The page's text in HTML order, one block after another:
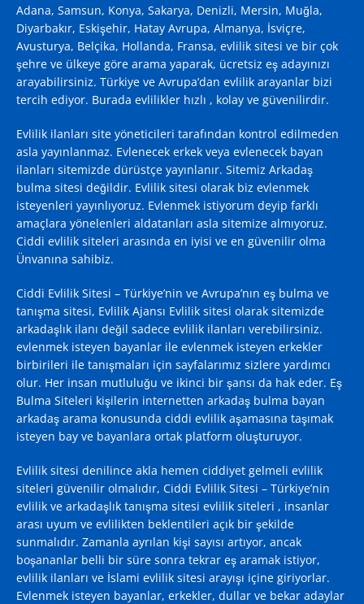
Adana, Samsun, Konya, Sakarya, Denizli, Mersin, Muğla,
Diyarbakır, Eskişehir, Hatay Avrupa, Almanya, İsviçre,
Avusturya, Belçika, Hollanda, Fransa, evlilik sitesi ve bir çok
şehre ve ülkeye göre arama yaparak, ücretsiz eş adayınızı
arayabilirsiniz. Türkiye ve Avrupa’dan evlilik arayanlar bizi
tercih ediyor. Burada evlilikler hızlı , kolay ve güvenilirdir.
Evlilik ilanları site yöneticileri tarafından kontrol edilmeden
asla yayınlanmaz. Evlenecek erkek veya evlenecek bayan
ilanları sitemizde dürüstçe yayınlanır. Sitemiz Arkadaş
bulma sitesi değildir. Evlilik sitesi olarak biz evlenmek
isteyenleri yayınlıyoruz. Evlenmek istiyorum deyip farklı
amaçlara yönelenleri aldatanları asla sitemize almıyoruz.
Ciddi evlilik siteleri arasında en iyisi ve en güvenilir olma
Ünvanına sahibiz.
Ciddi Evlilik Sitesi – Türkiye’nin ve Avrupa’nın eş bulma ve
tanışma sitesi, Evlilik Ajansı Evlilik sitesi olarak sitemizde
arkadaşlık ilanı değil sadece evlilik ilanları verebilirsiniz.
evlenmek isteyen bayanlar ile evlenmek isteyen erkekler
birbirileri ile tanışmaları için sayfalarımız sizlere yardımcı
olur. Her insan mutluluğu ve ikinci bir şansı da hak eder. Eş
Bulma Siteleri kişilerin internetten arkadaş bulma bayan
arkadaş arama konusunda ciddi evlilik aşamasına taşımak
isteyen bay ve bayanlara ortak platform oluşturuyor.
Evlilik sitesi denilince akla hemen ciddiyet gelmeli evlilik
siteleri güvenilir olmalıdır, Ciddi Evlilik Sitesi – Türkiye’nin
evlilik ve arkadaşlık tanışma sitesi evlilik siteleri , insanlar
arası uyum ve evlilikten beklentileri açık bir şekilde
sunmalıdır. Zamanla ayrılan kişi sayısı artıyor, ancak
boşananlar belli bir süre sonra tekrar eş aramak istiyor,
evlilik ilanları ve İslami evlilik sitesi arayışı içine giriyorlar.
Evlenmek isteyen bayanlar, erkekler, dullar ve bekar adaylar